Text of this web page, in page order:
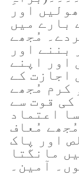
اور
بارے میں
مُجھے
بننے اور
اور اپنے
اجازت کے
کرم مُجھے
کی قوت سے
اعتماد
مُعاف
اور پاک
مانگتا
آمین۔